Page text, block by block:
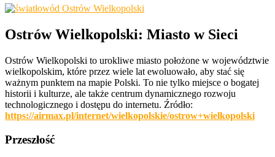
Ostrów Wielkopolski: Miasto w Sieci
Ostrów Wielkopolski to urokliwe miasto położone w województwie
wielkopolskim, które przez wiele lat ewoluowało, aby stać się
ważnym punktem na mapie Polski. To nie tylko miejsce o bogatej
historii i kulturze, ale także centrum dynamicznego rozwoju
technologicznego i dostępu do internetu. Źródło:
https://airmax.pl/internet/wielkopolskie/ostrow+wielkopolski
Przeszłość